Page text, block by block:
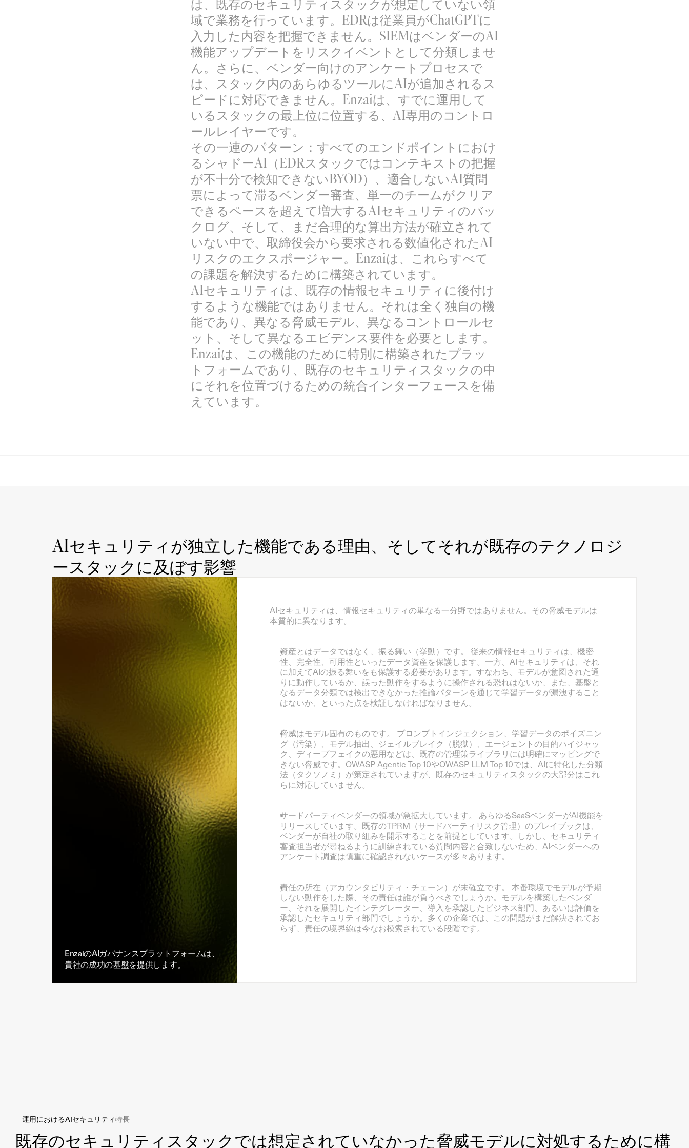
は、既存のセキュリティスタックが想定していない領
域で業務を行っています。EDRは従業員がChatGPTに
入力した内容を把握できません。SIEMはベンダーのAI
機能アップデートをリスクイベントとして分類しませ
ん。さらに、ベンダー向けのアンケートプロセスで
は、スタック内のあらゆるツールにAIが追加されるス
ピードに対応できません。Enzaiは、すでに運用して
いるスタックの最上位に位置する、AI専用のコントロ
ールレイヤーです。
その一連のパターン：すべてのエンドポイントにおけ
る シャドーAI （EDRスタックではコンテキストの把握
が不十分で検知できないBYOD）、適合しないAI質問
票によって滞るベンダー審査、単一のチームがクリア
できるペースを超えて増大するAIセキュリティのバッ
クログ、そして、まだ合理的な算出方法が確立されて
いない中で、取締役会から要求される数値化されたAI
リスクのエクスポージャー。Enzaiは、これらすべて
の課題を解決するために構築されています。
AIセキュリティは、既存の情報セキュリティに後付け
するような機能ではありません。それは全く独自の機
能であり、異なる脅威モデル、異なるコントロールセ
ット、そして異なるエビデンス要件を必要とします。
Enzaiは、この機能のために特別に構築されたプラッ
トフォームであり、既存のセキュリティスタックの中
にそれを位置づけるための統合インターフェースを備
えています。
AIセキュリティが独立した機能である理由、そしてそれが既存のテクノロジ
ースタックに及ぼす影響
EnzaiのAIガバナンスプラットフォームは、
貴社の成功の基盤を提供します。
AIセキュリティは、情報セキュリティの単なる一分野ではありません。その脅威モデルは
本質的に異なります。
資産とはデータではなく、振る舞い（挙動）です。
従来の情報セキュリティは、機密
性、完全性、可用性といったデータ資産を保護します。一方、AIセキュリティは、それ
に加えてAIの振る舞いをも保護する必要があります。すなわち、モデルが意図された通
りに動作しているか、誤った動作をするように操作される恐れはないか、また、基盤と
なるデータ分類では検出できなかった推論パターンを通じて学習データが漏洩すること
はないか、といった点を検証しなければなりません。
脅威はモデル固有のものです。
プロンプトインジェクション、学習データのポイズニン
グ（汚染）、モデル抽出、ジェイルブレイク（脱獄）、エージェントの目的ハイジャッ
ク、ディープフェイクの悪用などは、既存の管理策ライブラリには明確にマッピングで
きない脅威です。OWASP Agentic Top 10やOWASP LLM Top 10では、AIに特化した分類
法（タクソノミ）が策定されていますが、既存のセキュリティスタックの大部分はこれ
らに対応していません。
サードパーティベンダーの領域が急拡大しています。
あらゆるSaaSベンダーがAI機能を
リリースしています。既存のTPRM（サードパーティリスク管理）のプレイブックは、
ベンダーが自社の取り組みを開示することを前提としています。しかし、セキュリティ
審査担当者が尋ねるように訓練されている質問内容と合致しないため、AIベンダーへの
アンケート調査は慎重に確認されないケースが多々あります。
責任の所在（アカウンタビリティ・チェーン）が未確立です。
本番環境でモデルが予期
しない動作をした際、その責任は誰が負うべきでしょうか。モデルを構築したベンダ
ー、それを展開したインテグレーター、導入を承認したビジネス部門、あるいは評価を
承認したセキュリティ部門でしょうか。多くの企業では、この問題がまだ解決されてお
らず、責任の境界線は今なお模索されている段階です。
運用におけるAIセキュリティ特長
既存のセキュリティスタックでは想定されていなかった脅威モデルに対処するために構